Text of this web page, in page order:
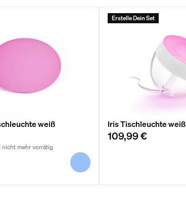
weiß
nicht mehr vorrätig
Erstelle Dein Set
Iris Tischleuchte weiß
109,99 €